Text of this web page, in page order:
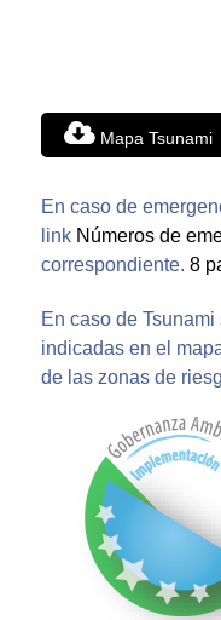
Mapa Tsunami
En caso de
link Números de
correspondiente. 8
En caso de
indicadas en el
de las zonas de